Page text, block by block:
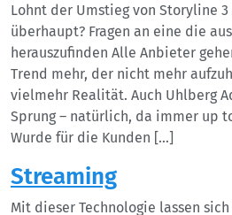
Lohnt der Umstieg von Storyline
überhaupt? Fragen an eine die
herauszufinden Alle Anbieter
Trend mehr, der nicht mehr
vielmehr Realität. Auch Uhlberg
Sprung – natürlich, da immer up
Wurde für die Kunden […]
Streaming
Mit dieser Technologie lassen